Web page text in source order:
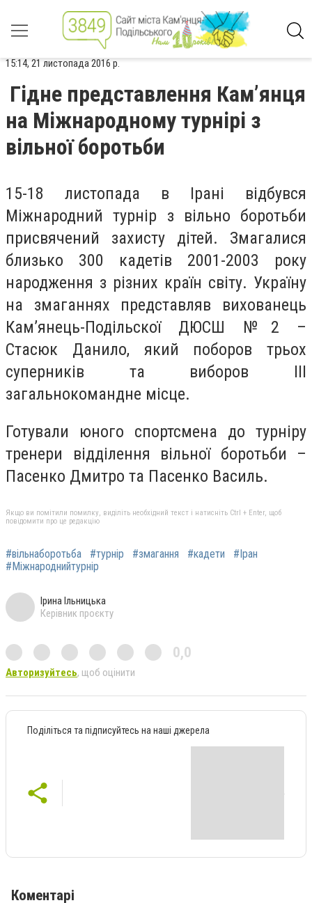
15:14, 21 листопада 2016 р.
Гідне представлення Кам’янця
на Міжнародному турнірі з
вільної боротьби
15-18 листопада в Ірані відбувся
Міжнародний турнір з вільно боротьби
присвячений захисту дітей. Змагалися
близько 300 кадетів 2001-2003 року
народження з різних країн світу. Україну
на змаганнях представляв вихованець
Кам’янець-Подільскої ДЮСШ №2 –
Стасюк Данило, який поборов трьох
суперників та виборов III
загальнокомандне місце.
Готували юного спортсмена до турніру
тренери відділення вільної боротьби –
Пасенко Дмитро та Пасенко Василь.
Якщо ви помітили помилку, виділіть необхідний текст і натисніть Ctrl + Enter, щоб
повідомити про це редакцію
#вільнаборотьба #турнір #змагання #кадети
#Іран
#Міжнароднийтурнір
Ірина Ільницька
Керівник проєкту
0,0
Авторизуйтесь, щоб оцінити
Поділіться та підписуйтесь на наші джерела
Коментарі